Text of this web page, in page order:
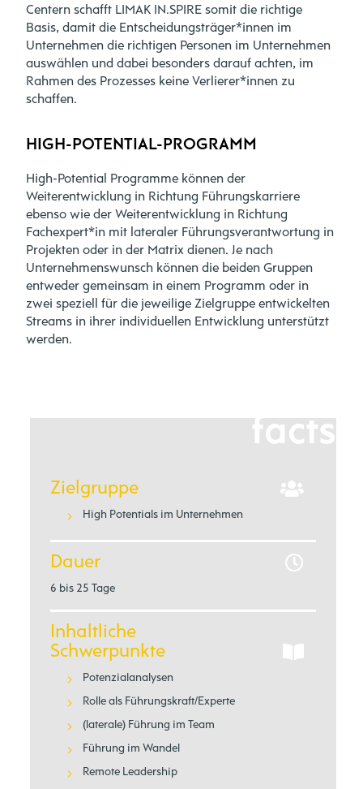
facts
Zielgruppe
High Potentials im Unternehmen
Dauer
6 bis 25 Tage
Inhaltliche
Schwerpunkte
Potenzialanalysen
Rolle als Führungskraft/Experte
(laterale) Führung im Team
Führung im Wandel
Remote Leadership
Centern schafft LIMAK IN.SPIRE somit die richtige
Basis, damit die Entscheidungsträger*innen im
Unternehmen die richtigen Personen im Unternehmen
auswählen und dabei besonders darauf achten, im
Rahmen des Prozesses keine Verlierer*innen zu
schaffen.
HIGH-POTENTIAL-PROGRAMM
High-Potential Programme können der
Weiterentwicklung in Richtung Führungskarriere
ebenso wie der Weiterentwicklung in Richtung
Fachexpert*in mit lateraler Führungsverantwortung in
Projekten oder in der Matrix dienen. Je nach
Unternehmenswunsch können die beiden Gruppen
entweder gemeinsam in einem Programm oder in
zwei speziell für die jeweilige Zielgruppe entwickelten
Streams in ihrer individuellen Entwicklung unterstützt
werden.